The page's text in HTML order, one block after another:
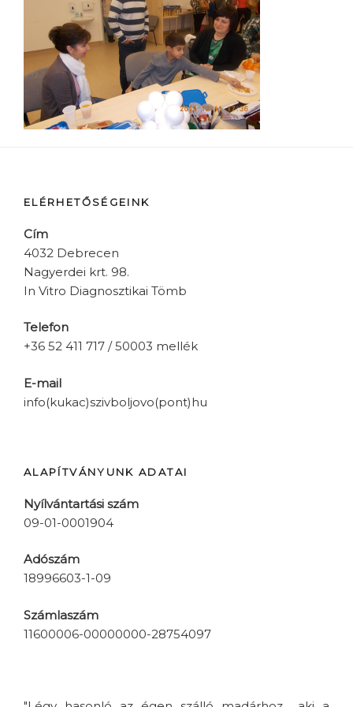
ELÉRHETŐSÉGEINK
Cím
4032 Debrecen
Nagyerdei krt. 98.
In Vitro Diagnosztikai Tömb
Telefon
+36 52 411 717 / 50003 mellék
E-mail
info(kukac)szivboljovo(pont)hu
ALAPÍTVÁNYUNK ADATAI
Nyílvántartási szám
09-01-0001904
Adószám
18996603-1-09
Számlaszám
11600006-00000000-28754097